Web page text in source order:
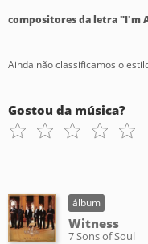
compositores da letra "I'm
Ainda não classificamos o
Gostou da música?
álbum
Witness
7 Sons of Soul